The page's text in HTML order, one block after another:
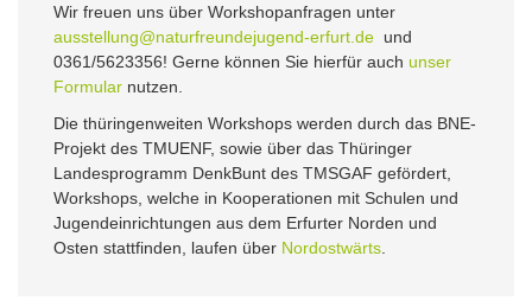
Wir freuen uns über Workshopanfragen unter
ausstellung@naturfreundejugend-erfurt.de und
0361/5623356! Gerne können Sie hierfür auch unser
Formular nutzen.
Die thüringenweiten Workshops werden durch das BNE-
Projekt des TMUENF, sowie über das Thüringer
Landesprogramm DenkBunt des TMSGAF gefördert,
Workshops, welche in Kooperationen mit Schulen und
Jugendeinrichtungen aus dem Erfurter Norden und
Osten stattfinden, laufen über Nordostwärts